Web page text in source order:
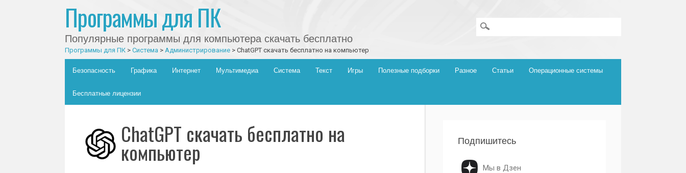
Программы для ПК
Популярные программы для компьютера скачать бесплатно
Программы для ПК> Система > Администрирование> ChatGPT скачать бесплатно на компьютер
Главное меню
Skip to content
Безопасность Графика Интернет Мультимедиа Система Текст Игры Полезные подборки Разное Статьи Операционные системы
Бесплатные лицензии
ChatGPT скачать бесплатно на
компьютер Подпишитесь
Мы в Дзен